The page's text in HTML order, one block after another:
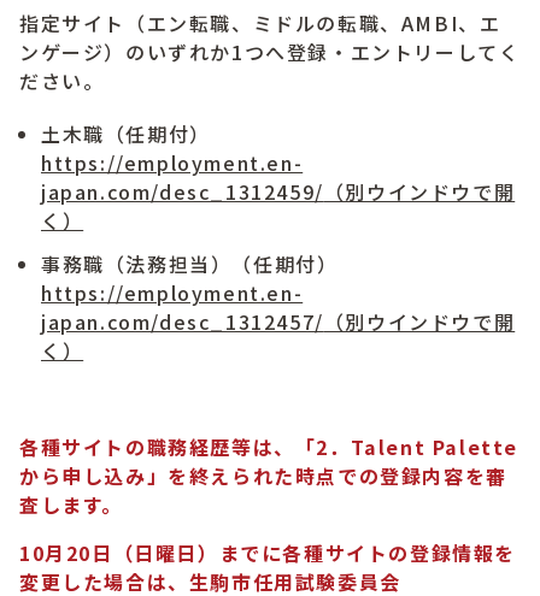
指定サイト（エン転職、ミドルの転職、AMBI、エ
ンゲージ）のいずれか1つへ登録・エントリーしてく
ださい。
土木職（任期付）
https://employment.en-
japan.com/desc_1312459/ （別ウインドウで開
く）
事務職（法務担当）（任期付）
https://employment.en-
japan.com/desc_1312457/ （別ウインドウで開
く）
各種サイトの職務経歴等は、「2．Talent Palette
から申し込み」を終えられた時点での登録内容を審
査します。
10月20日（日曜日）までに各種サイトの登録情報を
変更した場合は、生駒市任用試験委員会